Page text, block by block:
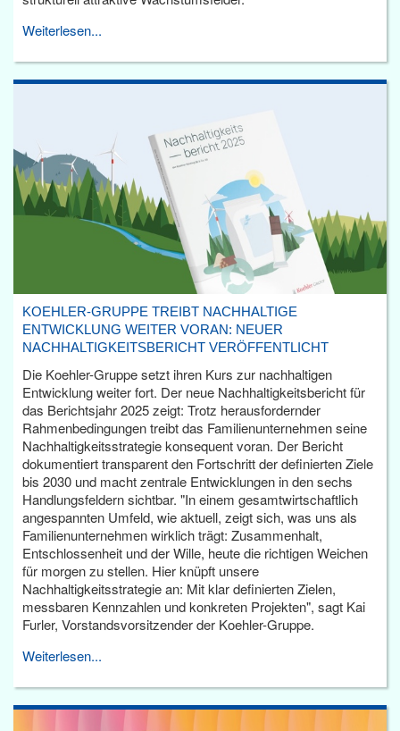
Weiterlesen...
KOEHLER-GRUPPE TREIBT NACHHALTIGE
ENTWICKLUNG WEITER VORAN: NEUER
NACHHALTIGKEITSBERICHT VERÖFFENTLICHT
Die Koehler-Gruppe setzt ihren Kurs zur nachhaltigen
Entwicklung weiter fort. Der neue Nachhaltigkeitsbericht für
das Berichtsjahr 2025 zeigt: Trotz herausfordernder
Rahmenbedingungen treibt das Familienunternehmen seine
Nachhaltigkeitsstrategie konsequent voran. Der Bericht
dokumentiert transparent den Fortschritt der definierten Ziele
bis 2030 und macht zentrale Entwicklungen in den sechs
Handlungsfeldern sichtbar. "In einem gesamtwirtschaftlich
angespannten Umfeld, wie aktuell, zeigt sich, was uns als
Familienunternehmen wirklich trägt: Zusammenhalt,
Entschlossenheit und der Wille, heute die richtigen Weichen
für morgen zu stellen. Hier knüpft unsere
Nachhaltigkeitsstrategie an: Mit klar definierten Zielen,
messbaren Kennzahlen und konkreten Projekten", sagt Kai
Furler, Vorstandsvorsitzender der Koehler-Gruppe.
Weiterlesen...